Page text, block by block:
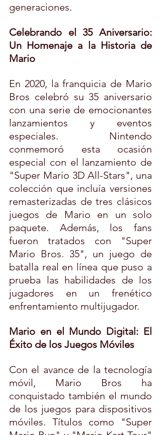
generaciones.
Celebrando el 35 Aniversario:
Un Homenaje a la Historia de
Mario
En 2020, la franquicia de Mario
Bros celebró su 35 aniversario
con una serie de emocionantes
lanzamientos y eventos
especiales. Nintendo
conmemoró esta ocasión
especial con el lanzamiento de
"Super Mario 3D All-Stars", una
colección que incluía versiones
remasterizadas de tres clásicos
juegos de Mario en un solo
paquete. Además, los fans
fueron tratados con "Super
Mario Bros. 35", un juego de
batalla real en línea que puso a
prueba las habilidades de los
jugadores en un frenético
enfrentamiento multijugador.
Mario en el Mundo Digital: El
Éxito de los Juegos Móviles
Con el avance de la tecnología
móvil, Mario Bros ha
conquistado también el mundo
de los juegos para dispositivos
móviles. Títulos como "Super